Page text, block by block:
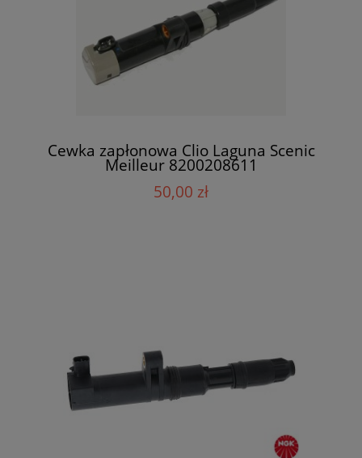
Cewka zapłonowa Clio Laguna Scenic
Meilleur 8200208611
50,00 zł